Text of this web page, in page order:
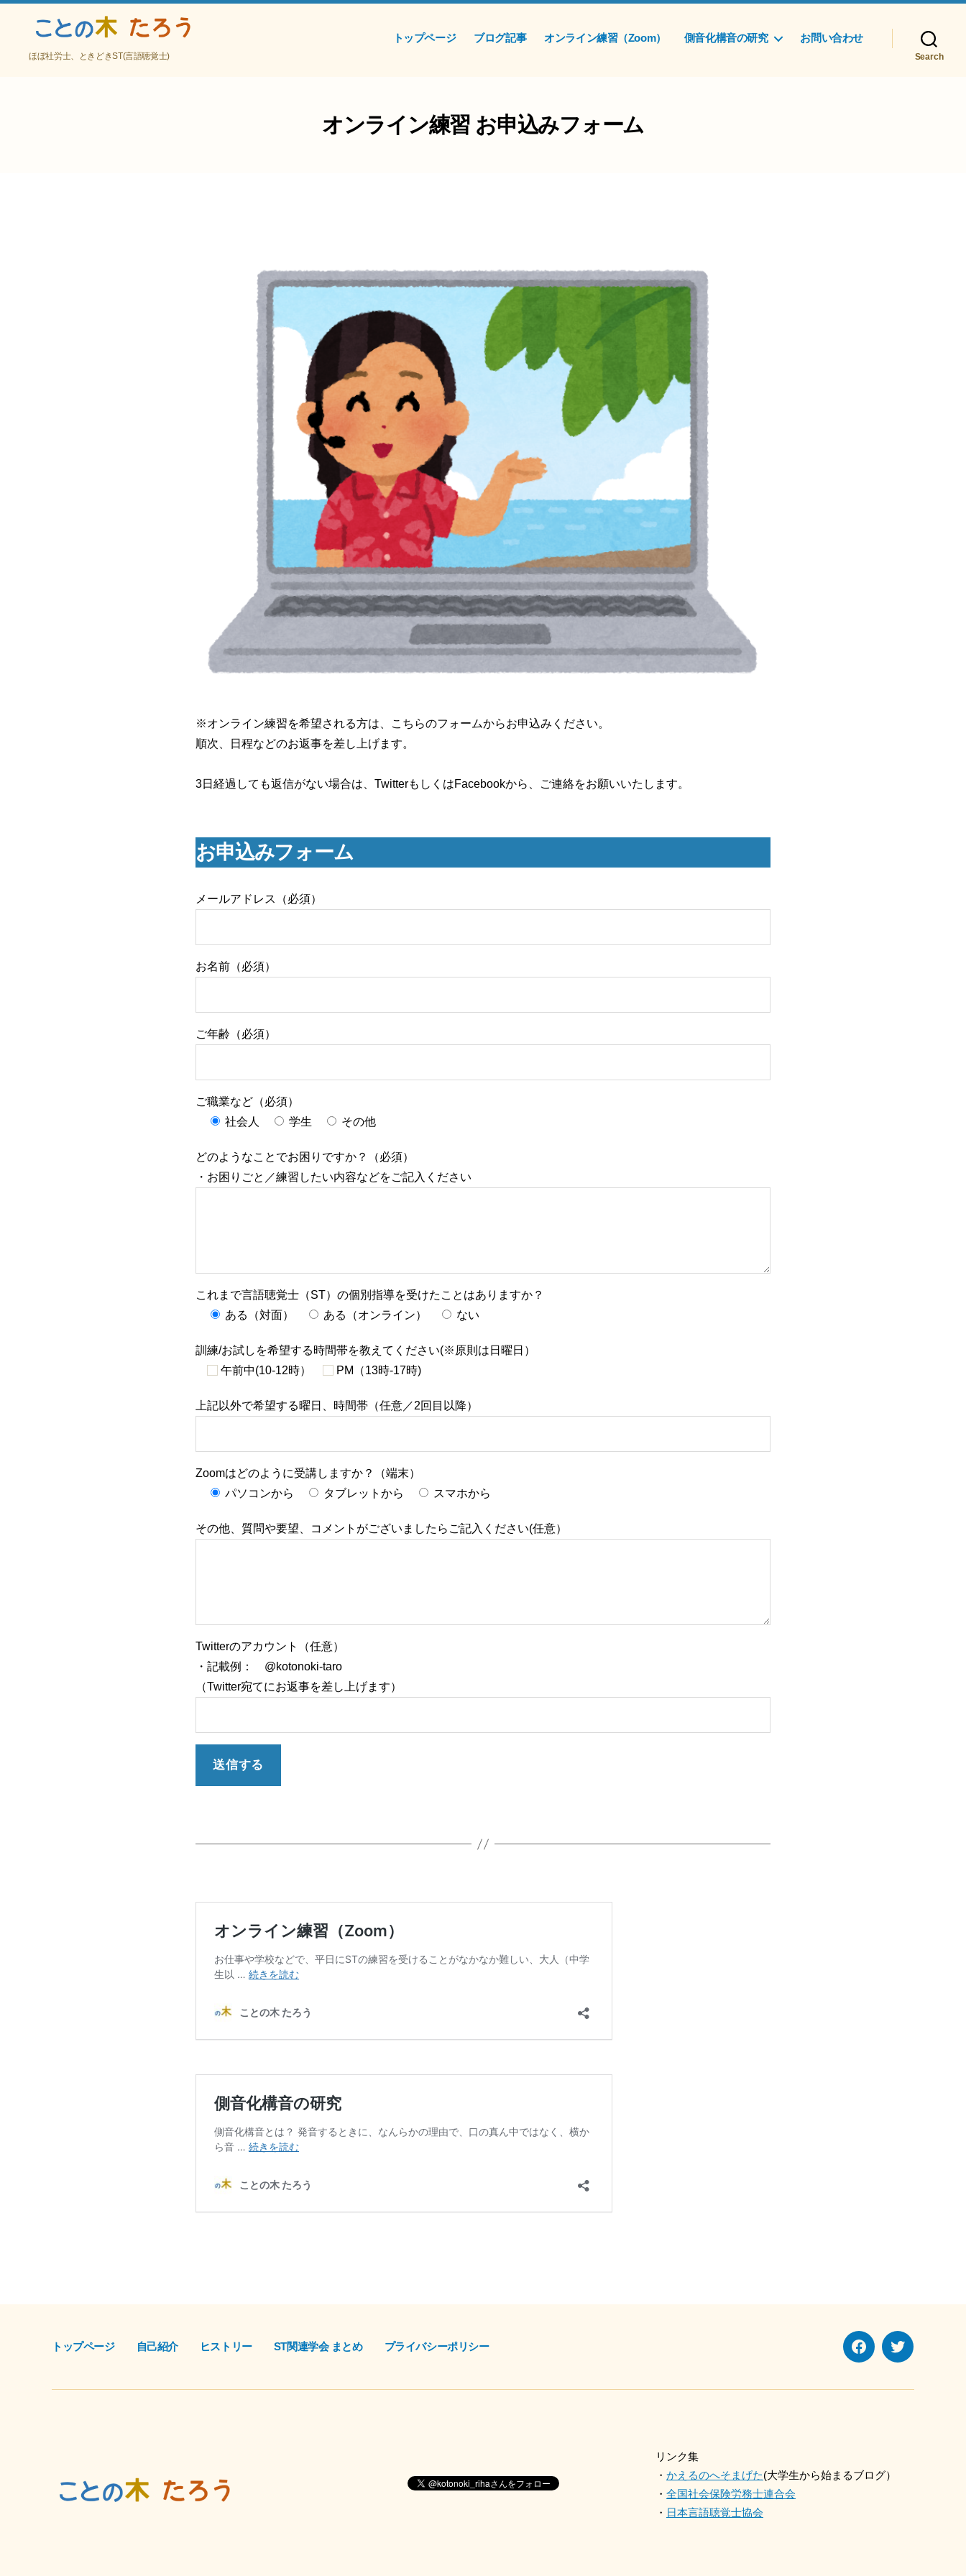
こ
ほぼ社労士、ときどきST(言語聴覚士)
トップページ ブログ記事 オンライン練習（Zoom） 側音化構音の研究 お問い合わせ
Search
オンライン練習 お申込みフォーム
※オンライン練習を希望される方は、こちらのフォームからお申込みください。
順次、日程などのお返事を差し上げます。
3日経過しても返信がない場合は、TwitterもしくはFacebookから、ご連絡をお願いいたします。
お申込みフォーム
メールアドレス（必須）
お名前（必須）
ご年齢（必須）
ご職業など（必須）
社会人
学生 その他
どのようなことでお困りですか？（必須）
・お困りごと／練習したい内容などをご記入ください
これまで言語聴覚士（ST）の個別指導を受けたことはありますか？
ある（対面）
ある（オンライン） ない
訓練/お試しを希望する時間帯を教えてください(※原則は日曜日）
午前中(10-12時）
PM（13時-17時)
上記以外で希望する曜日、時間帯（任意／2回目以降）
Zoomはどのように受講しますか？（端末）
パソコンから
タブレットから スマホから
その他、質問や要望、コメントがございましたらご記入ください(任意）
Twitterのアカウント（任意）
・記載例： @kotonoki-taro
（Twitter宛てにお返事を差し上げます）
トップページ 自己紹介 ヒストリー ST関連学会 まとめ プライバシーポリシー
FacebookTwitter
リンク集
・ かえるのへそまげた(大学生から始まるブログ）
・ 全国社会保険労務士連合会
・ 日本言語聴覚士協会